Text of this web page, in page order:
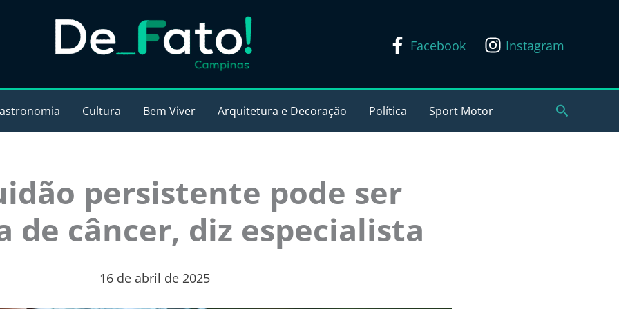
Facebook Instagram
Cultura Bem Viver Arquitetura e Decoração Política Sport Motor Pesquisar
persistente pode ser
de câncer, diz especialista
16 de abril de 2025